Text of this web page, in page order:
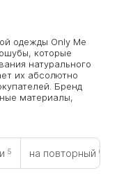
5 на повторный 0
одежды Only Me
которые
натурального
их абсолютно
Бренд
материалы,
тех, кто
об
животных и при